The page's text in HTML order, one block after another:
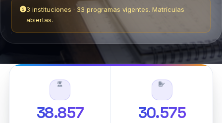
38.857 30.575